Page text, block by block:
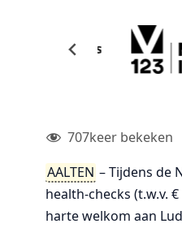
707keer bekeken
AALTEN – Tijdens de
health-checks (t.w.v.
harte welkom aan